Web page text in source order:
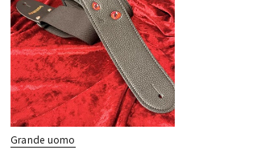
Grande uomo